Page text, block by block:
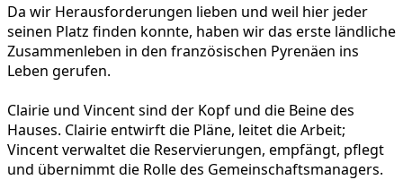
Da wir Herausforderungen lieben und weil hier jeder
seinen Platz finden konnte, haben wir das erste ländliche
Zusammenleben in den französischen Pyrenäen ins
Leben gerufen.
Clairie und Vincent sind der Kopf und die Beine des
Hauses. Clairie entwirft die Pläne, leitet die Arbeit;
Vincent verwaltet die Reservierungen, empfängt, pflegt
und übernimmt die Rolle des Gemeinschaftsmanagers.